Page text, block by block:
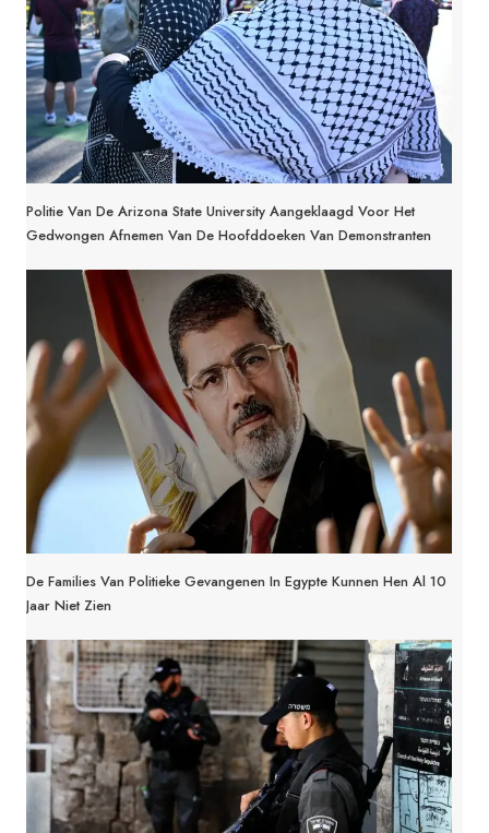
Politie Van De Arizona State University Aangeklaagd Voor Het
Gedwongen Afnemen Van De Hoofddoeken Van Demonstranten
De Families Van Politieke Gevangenen In Egypte Kunnen Hen Al 10
Jaar Niet Zien